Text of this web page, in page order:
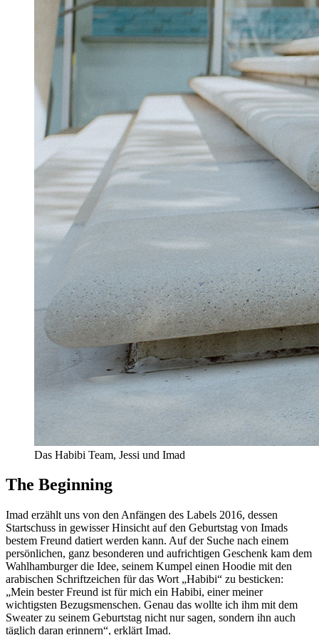
Das Habibi Team, Jessi und Imad
The Beginning
Imad erzählt uns von den Anfängen des Labels 2016, dessen
Startschuss in gewisser Hinsicht auf den Geburtstag von Imads
bestem Freund datiert werden kann. Auf der Suche nach einem
persönlichen, ganz besonderen und aufrichtigen Geschenk kam dem
Wahlhamburger die Idee, seinem Kumpel einen Hoodie mit den
arabischen Schriftzeichen für das Wort „Habibi“ zu besticken:
„Mein bester Freund ist für mich ein Habibi, einer meiner
wichtigsten Bezugsmenschen. Genau das wollte ich ihm mit dem
Sweater zu seinem Geburtstag nicht nur sagen, sondern ihn auch
täglich daran erinnern“, erklärt Imad.